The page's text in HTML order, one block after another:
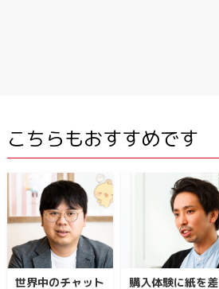
こちらもおすすめです
世界中のチャット
購入体験に紙を差